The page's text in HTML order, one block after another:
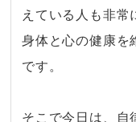
えている人も非常
身体と心の健康を
です。
そこで今日は、自